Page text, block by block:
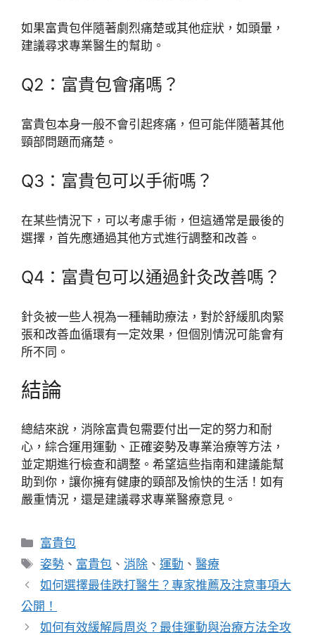
如果富貴包伴隨著劇烈痛楚或其他症狀，如頭暈，
建議尋求專業醫生的幫助。
Q2：富貴包會痛嗎？
富貴包本身一般不會引起疼痛，但可能伴隨著其他
頸部問題而痛楚。
Q3：富貴包可以手術嗎？
在某些情況下，可以考慮手術，但這通常是最後的
選擇，首先應通過其他方式進行調整和改善。
Q4：富貴包可以通過針灸改善嗎？
針灸被一些人視為一種輔助療法，對於舒緩肌肉緊
張和改善血循環有一定效果，但個別情況可能會有
所不同。
結論
總結來說，消除富貴包需要付出一定的努力和耐
心，綜合運用運動、正確姿勢及專業治療等方法，
並定期進行檢查和調整。希望這些指南和建議能幫
助到你，讓你擁有健康的頸部及愉快的生活！如有
嚴重情況，還是建議尋求專業醫療意見。
分
類
富貴包
標
籤
姿勢 、 富貴包 、消除 、運動 、醫療
如何選擇最佳跌打醫生？專家推薦及注意事項大
公開！
如何有效緩解肩周炎？最佳運動與治療方法全攻